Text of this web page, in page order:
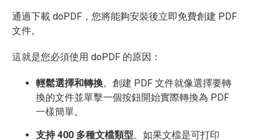
通過下載 doPDF，您將能夠安裝後立即免費創建 PDF
文件。
這就是您必須使用 doPDF 的原因：
輕鬆選擇和轉換。創建 PDF 文件就像選擇要轉
換的文件並單擊一個按鈕開始實際轉換為 PDF
一樣簡單。
支持 400 多種文檔類型。如果文檔是可打印